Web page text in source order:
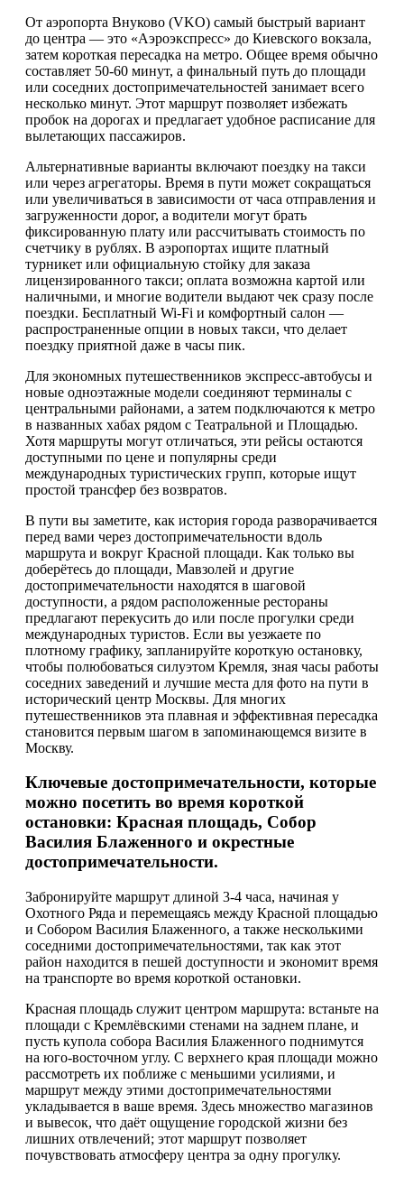
От аэропорта Внуково (VKO) самый быстрый вариант
до центра — это «Аэроэкспресс» до Киевского вокзала,
затем короткая пересадка на метро. Общее время обычно
составляет 50-60 минут, а финальный путь до площади
или соседних достопримечательностей занимает всего
несколько минут. Этот маршрут позволяет избежать
пробок на дорогах и предлагает удобное расписание для
вылетающих пассажиров.
Альтернативные варианты включают поездку на такси
или через агрегаторы. Время в пути может сокращаться
или увеличиваться в зависимости от часа отправления и
загруженности дорог, а водители могут брать
фиксированную плату или рассчитывать стоимость по
счетчику в рублях. В аэропортах ищите платный
турникет или официальную стойку для заказа
лицензированного такси; оплата возможна картой или
наличными, и многие водители выдают чек сразу после
поездки. Бесплатный Wi-Fi и комфортный салон —
распространенные опции в новых такси, что делает
поездку приятной даже в часы пик.
Для экономных путешественников экспресс-автобусы и
новые одноэтажные модели соединяют терминалы с
центральными районами, а затем подключаются к метро
в названных хабах рядом с Театральной и Площадью.
Хотя маршруты могут отличаться, эти рейсы остаются
доступными по цене и популярны среди
международных туристических групп, которые ищут
простой трансфер без возвратов.
В пути вы заметите, как история города разворачивается
перед вами через достопримечательности вдоль
маршрута и вокруг Красной площади. Как только вы
доберётесь до площади, Мавзолей и другие
достопримечательности находятся в шаговой
доступности, а рядом расположенные рестораны
предлагают перекусить до или после прогулки среди
международных туристов. Если вы уезжаете по
плотному графику, запланируйте короткую остановку,
чтобы полюбоваться силуэтом Кремля, зная часы работы
соседних заведений и лучшие места для фото на пути в
исторический центр Москвы. Для многих
путешественников эта плавная и эффективная пересадка
становится первым шагом в запоминающемся визите в
Москву.
Ключевые достопримечательности, которые
можно посетить во время короткой
остановки: Красная площадь, Собор
Василия Блаженного и окрестные
достопримечательности.
Забронируйте маршрут длиной 3-4 часа, начиная у
Охотного Ряда и перемещаясь между Красной площадью
и Собором Василия Блаженного, а также несколькими
соседними достопримечательностями, так как этот
район находится в пешей доступности и экономит время
на транспорте во время короткой остановки.
Красная площадь служит центром маршрута: встаньте на
площади с Кремлёвскими стенами на заднем плане, и
пусть купола собора Василия Блаженного поднимутся
на юго-восточном углу. С верхнего края площади можно
рассмотреть их поближе с меньшими усилиями, и
маршрут между этими достопримечательностями
укладывается в ваше время. Здесь множество магазинов
и вывесок, что даёт ощущение городской жизни без
лишних отвлечений; этот маршрут позволяет
почувствовать атмосферу центра за одну прогулку.